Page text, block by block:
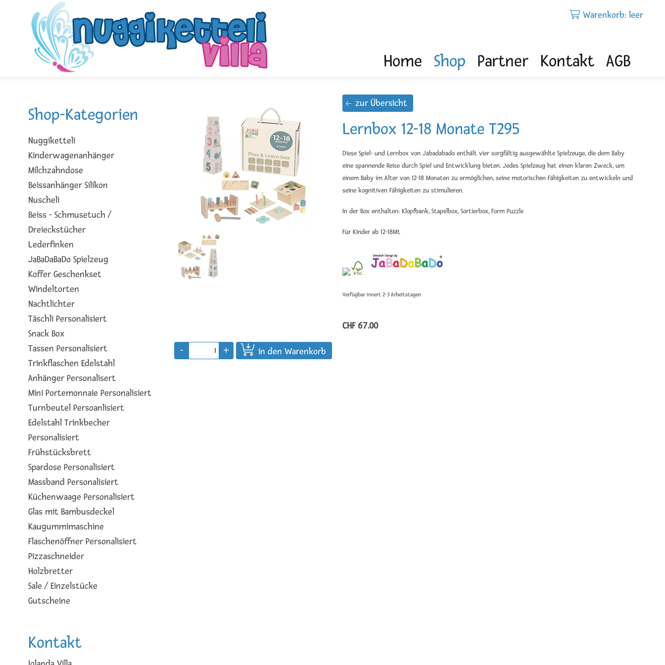
Home Shop Partner Kontakt AGB
Warenkorb: leer
Shop-Kategorien
Nuggiketteli
Kinderwagenanhänger
Milchzahndose
Beissanhänger Silikon
Nuscheli
Beiss - Schmusetuch /
Dreieckstücher
Lederfinken
JaBaDaBaDo Spielzeug
Koffer Geschenkset
Windeltorten
Nachtlichter
Täschli Personalisiert
Snack Box
Tassen Personalisiert
Trinkflaschen Edelstahl
Anhänger Personalisert
Mini Portemonnaie Personalisiert
Turnbeutel Persoanlisiert
Edelstahl Trinkbecher
Personalisiert
Frühstücksbrett
Spardose Personalisiert
Massband Personalisiert
Küchenwaage Personalisiert
Glas mit Bambusdeckel
Kaugummimaschine
Flaschenöffner Personalisiert
Pizzaschneider
Holzbretter
Sale / Einzelstücke
Gutscheine
Kontakt
zur Übersicht
Lernbox 12-18 Monate T295
Diese Spiel- und Lernbox von Jabadabado enthält vier sorgfältig ausgewählte Spielzeuge, die dem Baby
eine spannende Reise durch Spiel und Entwicklung bieten. Jedes Spielzeug hat einen klaren Zweck, um
einem Baby im Alter von 12-18 Monaten zu ermöglichen, seine motorischen Fähigkeiten zu entwickeln und
seine kognitiven Fähigkeiten zu stimulieren.
In der Box enthalten: Klopfbank, Stapelbox, Sortierbox, Form Puzzle
Für Kinder ab 12-18Mt
Verfügbar innert 2-3 Arbeitstagen
CHF 67.00
in den Warenkorb